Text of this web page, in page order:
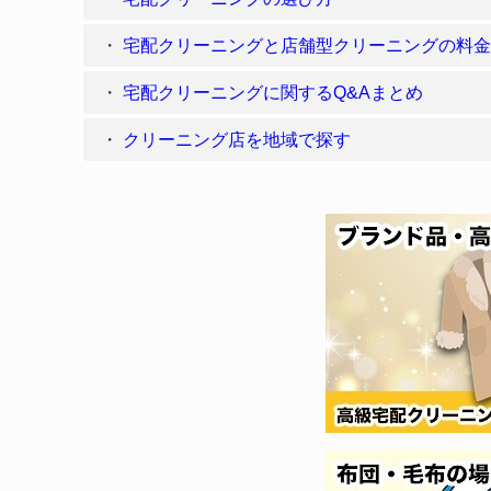
宅配クリーニングと店舗型クリーニングの料
宅配クリーニングに関するQ&Aまとめ
クリーニング店を地域で探す